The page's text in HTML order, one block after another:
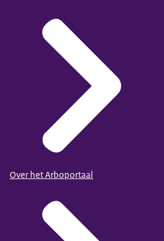
Over het Arboportaal